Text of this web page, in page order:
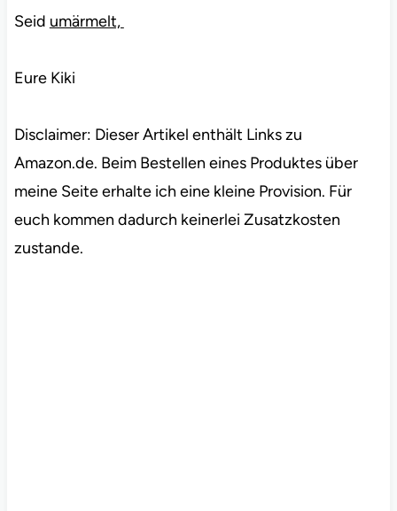
Seid umärmelt,
Eure Kiki
Disclaimer: Dieser Artikel enthält Links zu
Amazon.de. Beim Bestellen eines Produktes über
meine Seite erhalte ich eine kleine Provision. Für
euch kommen dadurch keinerlei Zusatzkosten
zustande.